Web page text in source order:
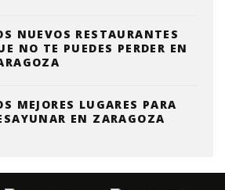
NUEVOS RESTAURANTES
NO TE PUEDES PERDER EN
MEJORES LUGARES PARA
EN ZARAGOZA